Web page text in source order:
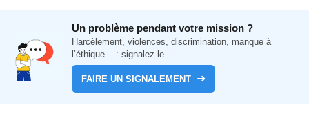
Un problème pendant votre mission ?
Harcèlement, violences, discrimination, manque à
l’éthique... : signalez-le.
FAIRE UN SIGNALEMENT